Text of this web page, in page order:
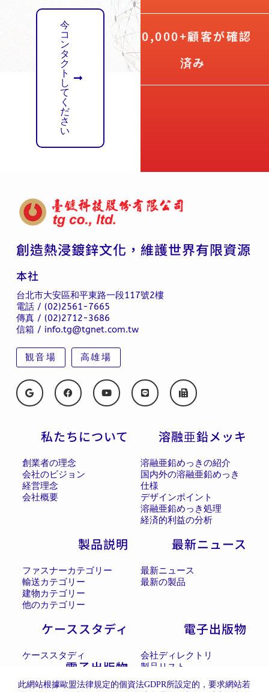
此網站根據歐盟法律規定的個資法GDPR所設定的，要求網站若
10,000+顧客が確認
済み
今
コ
ン
タ
ク
ト
し
て
く
だ
さ
い
創造熱浸鍍鋅文化，維護世界有限資源
本社
台北市大安區和平東路一段117號2樓
電話 / (02)2561-7665
傳真 / (02)2712-3686
信箱 / info.tg@tgnet.com.tw
観音場 高雄場
私たちについて
創業者の理念
会社のビジョン
経営理念
会社概要
溶融亜鉛メッキ
溶融亜鉛めっきの紹介
国内外の溶融亜鉛めっき
仕様
デザインポイント
溶融亜鉛めっき処理
経済的利益の分析
製品説明
ファスナーカテゴリー
輸送カテゴリー
建物カテゴリー
他のカテゴリー
最新ニュース
最新ニュース
最新の製品
ケーススタディ
ケーススタディ
電子出版物
電子出版物
会社ディレクトリ
製品リスト